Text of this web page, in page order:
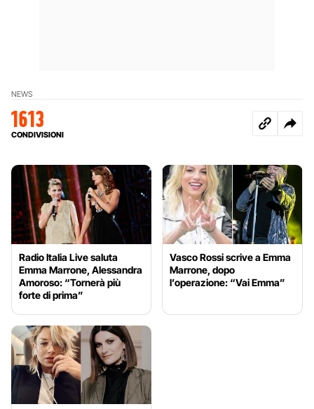
NEWS
1613
CONDIVISIONI
Radio Italia Live saluta
Emma Marrone, Alessandra
Amoroso: “Tornerà più
forte di prima”
Vasco Rossi scrive a Emma
Marrone, dopo
l’operazione: “Vai Emma”